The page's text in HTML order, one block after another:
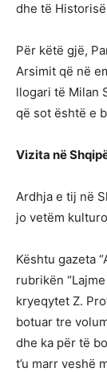
dhe të
Për këtë gjë,
Arsimit që në
llogari të Milan
që sot është e
Vizita në
Ardhja e tij në
jo vetëm
Kështu gazeta
rubrikën
kryeqytet Z.
botuar tre
dhe ka për të
t’u marr veshë